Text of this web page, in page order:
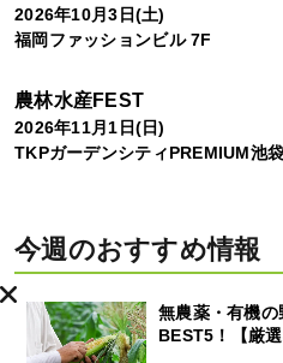
2026年10月3日(土)
福岡ファッションビル 7F
農林水産FEST
2026年11月1日(日)
TKPガーデンシティPREMIUM池
今週のおすすめ情報
無農薬・有機
BEST5！【厳